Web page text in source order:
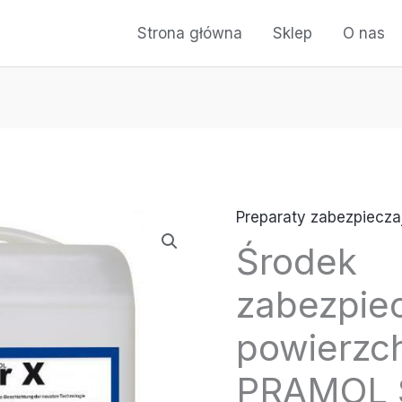
Strona główna Sklep O nas
Preparaty
Środek
PRAMOL